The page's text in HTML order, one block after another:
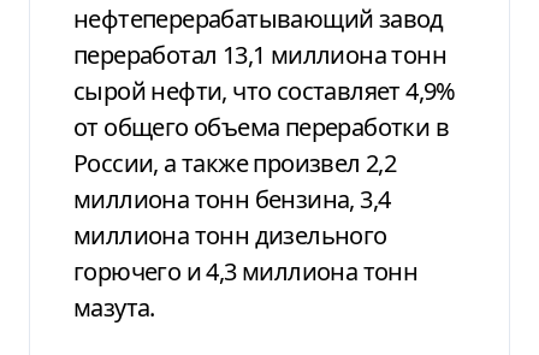
нефтеперерабатывающий завод
переработал 13,1 миллиона тонн
сырой нефти, что составляет 4,9%
от общего объема переработки в
России, а также произвел 2,2
миллиона тонн бензина, 3,4
миллиона тонн дизельного
горючего и 4,3 миллиона тонн
мазута.